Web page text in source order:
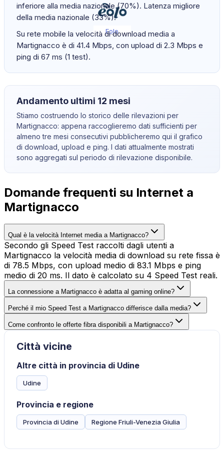
Eolo
inferiore alla media nazionale (70%). Latenza migliore
della media nazionale (33%).
Su rete mobile la velocità di download media a
Martignacco è di 41.4 Mbps, con upload di 2.3 Mbps e
ping di 67 ms (1 test).
Andamento ultimi 12 mesi
Stiamo costruendo lo storico delle rilevazioni per
Martignacco: appena raccoglieremo dati sufficienti per
almeno tre mesi consecutivi pubblicheremo qui il grafico
di download, upload e ping. I dati attualmente mostrati
sono aggregati sul periodo di rilevazione disponibile.
Domande frequenti su Internet a
Martignacco
Qual è la velocità Internet media a Martignacco?
Secondo gli Speed Test raccolti dagli utenti a
Martignacco la velocità media di download su rete fissa è
di 78.5 Mbps, con upload medio di 83.1 Mbps e ping
medio di 20 ms. Il dato è calcolato su 4 Speed Test reali.
La connessione a Martignacco è adatta al gaming online?
Perché il mio Speed Test a Martignacco differisce dalla media?
Come confronto le offerte fibra disponibili a Martignacco?
Città vicine
Altre città in provincia di Udine
Udine
Provincia e regione
Provincia di Udine Regione Friuli-Venezia Giulia